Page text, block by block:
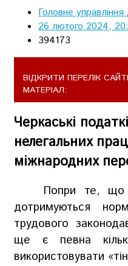
Головне
26 лютого 2024,
394173
ВІДКРИТИ ПЕРЕЛІК
МАТЕРІАЛ:
Черкаські
нелегальних
міжнародних
Попри те, що
дотримуються
трудового
ще є певна
використовувати